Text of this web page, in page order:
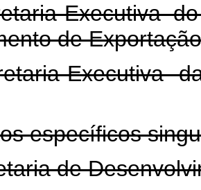
Executiva
de
Executiva
específicos
de